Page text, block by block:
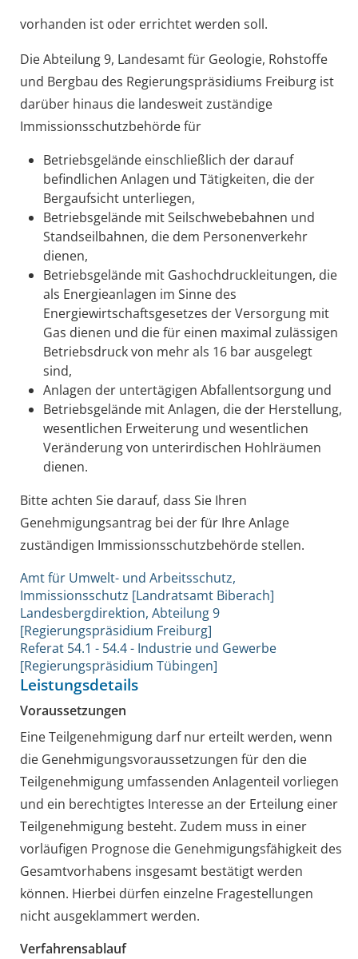
vorhanden ist oder errichtet werden soll.
Die Abteilung 9, Landesamt für Geologie, Rohstoffe
und Bergbau des Regierungspräsidiums Freiburg ist
darüber hinaus die landesweit zuständige
Immissionsschutzbehörde für
Betriebsgelände einschließlich der darauf
befindlichen Anlagen und Tätigkeiten, die der
Bergaufsicht unterliegen,
Betriebsgelände mit Seilschwebebahnen und
Standseilbahnen, die dem Personenverkehr
dienen,
Betriebsgelände mit Gashochdruckleitungen, die
als Energieanlagen im Sinne des
Energiewirtschaftsgesetzes der Versorgung mit
Gas dienen und die für einen maximal zulässigen
Betriebsdruck von mehr als 16 bar ausgelegt
sind,
Anlagen der untertägigen Abfallentsorgung und
Betriebsgelände mit Anlagen, die der Herstellung,
wesentlichen Erweiterung und wesentlichen
Veränderung von unterirdischen Hohlräumen
dienen.
Bitte achten Sie darauf, dass Sie Ihren
Genehmigungsantrag bei der für Ihre Anlage
zuständigen Immissionsschutzbehörde stellen.
Amt für Umwelt- und Arbeitsschutz,
Immissionsschutz [Landratsamt Biberach]
Landesbergdirektion, Abteilung 9
[Regierungspräsidium Freiburg]
Referat 54.1 - 54.4 - Industrie und Gewerbe
[Regierungspräsidium Tübingen]
Leistungsdetails
Voraussetzungen
Eine Teilgenehmigung darf nur erteilt werden, wenn
die Genehmigungsvoraussetzungen für den die
Teilgenehmigung umfassenden Anlagenteil vorliegen
und ein berechtigtes Interesse an der Erteilung einer
Teilgenehmigung besteht. Zudem muss in einer
vorläufigen Prognose die Genehmigungsfähigkeit des
Gesamtvorhabens insgesamt bestätigt werden
können. Hierbei dürfen einzelne Fragestellungen
nicht ausgeklammert werden.
Verfahrensablauf